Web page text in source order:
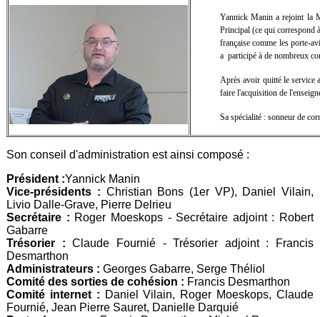
Yannick Manin a rejoint la
Principal (ce qui correspond
française comme les porte-
a participé à de nombreux
Après avoir quitté le service
faire l'acquisition de
Sa spécialité : sonneur de
Son conseil d'administration est ainsi composé :
Président :Yannick Manin
Vice-présidents : Christian Bons (1er VP), Daniel Vilain,
Livio Dalle-Grave, Pierre Delrieu
Secrétaire : Roger Moeskops - Secrétaire adjoint : Robert
Gabarre
Trésorier : Claude Fournié - Trésorier adjoint : Francis
Desmarthon
Administrateurs : Georges Gabarre, Serge Théliol
Comité des sorties de cohésion : Francis Desmarthon
Comité internet : Daniel Vilain, Roger Moeskops, Claude
Fournié, Jean Pierre Sauret, Danielle Darquié